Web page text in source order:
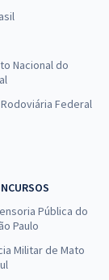
Nacional do
Rodoviária Federal
Pública do
Paulo
Militar de Mato